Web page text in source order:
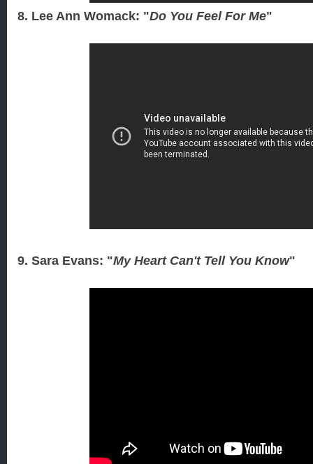
8. Lee Ann Womack: "Do You Feel For Me"
9. Sara Evans: "My Heart Can't Tell You Know"